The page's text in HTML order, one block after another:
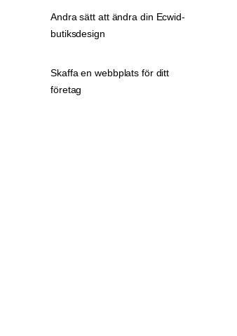
Andra sätt att ändra din Ecwid-
butiksdesign
Skaffa en webbplats för ditt
företag